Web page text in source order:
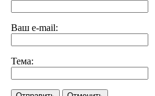
Ваш e-mail:
Тема: